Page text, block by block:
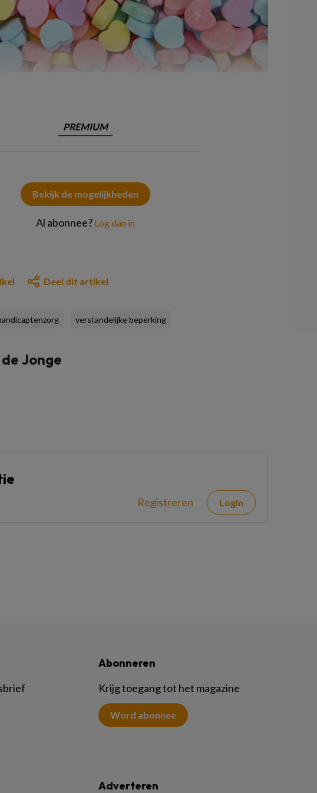
PREMIUM
Bekijk de mogelijkheden
Al abonnee? Log dan in
Deel dit artikel
verstandelijke beperking
de Jonge
Registreren Login
Abonneren
Krijg toegang tot het magazine
Word abonnee
Adverteren